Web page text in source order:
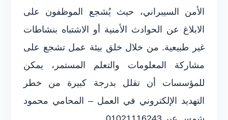
الأمن السيبراني، حيث يُشجع الموظفون على
الابلاغ عن الحوادث الأمنية أو الاشتباه بنشاطات
غير طبيعية. من خلال خلق بيئة عمل تشجع على
مشاركة المعلومات والتعلم المستمر، يمكن
للمؤسسات أن تقلل بدرجة كبيرة من خطر
التهديد الإلكتروني في العمل – المحامي محمود